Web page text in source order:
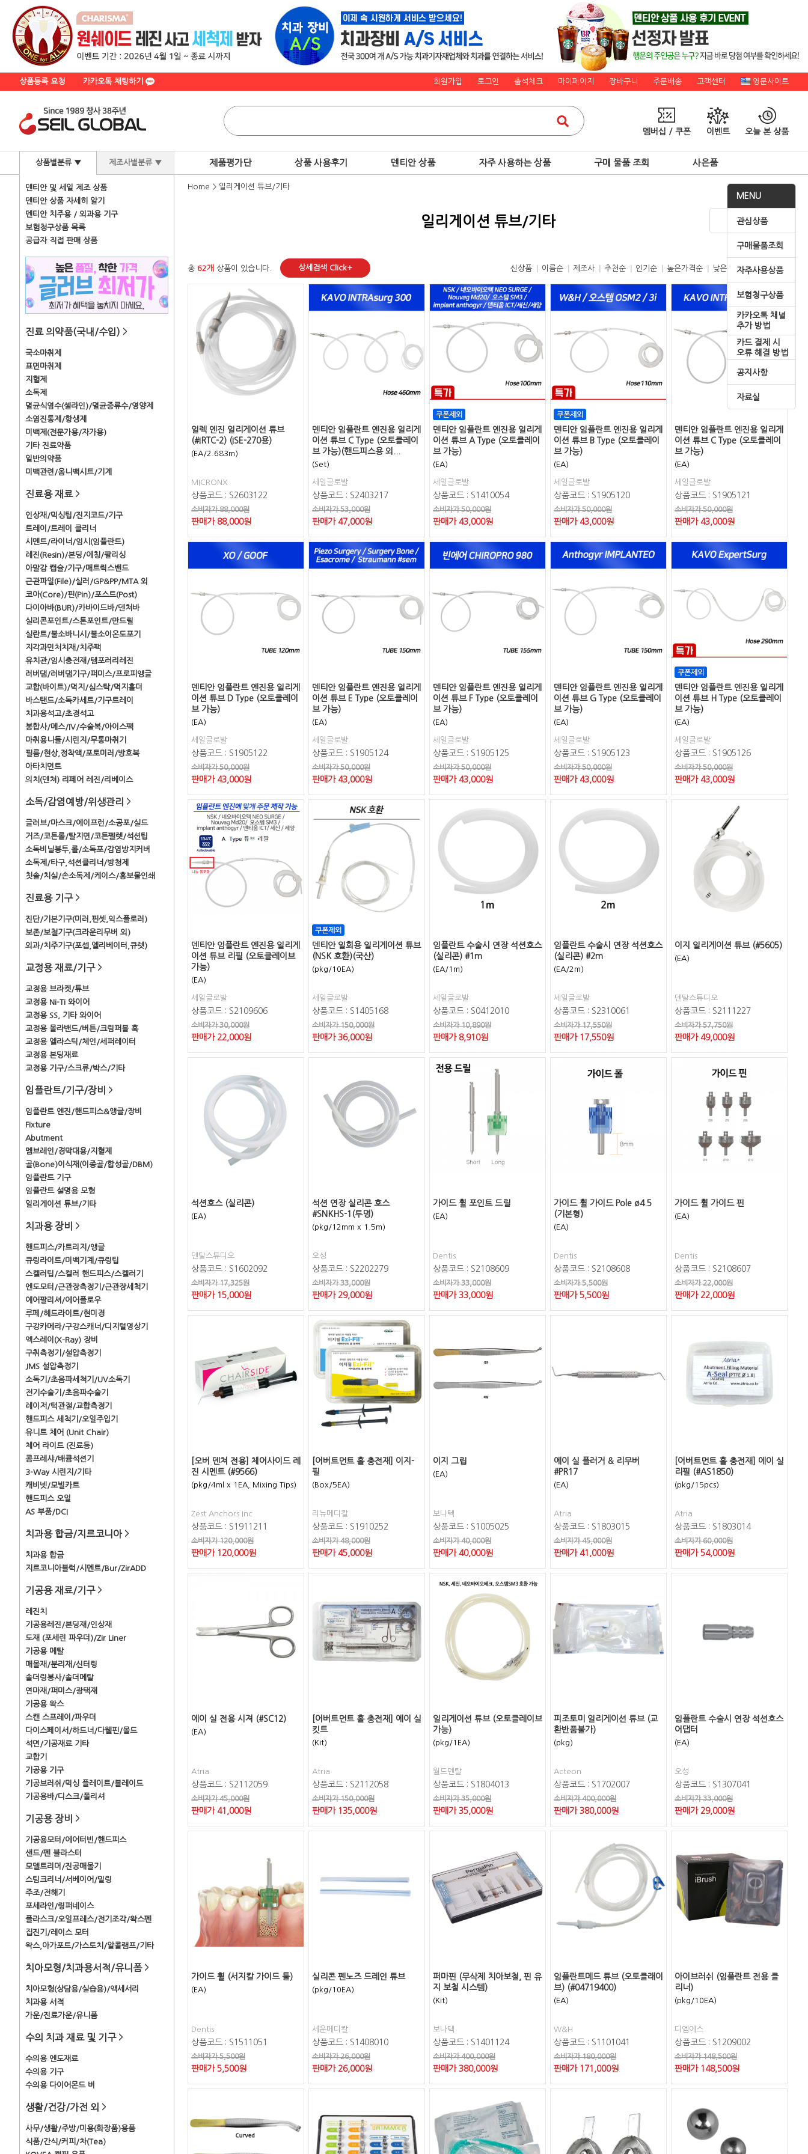
상품등록 요청 카카오톡 채팅하기 회원가입 로그인 출석체크 마이페이지 장바구니 주문배송 고객센터 영문사이트
멤버십 / 쿠폰 이벤트 오늘 본 상품
상품별분류 ▼ 제조사별분류 ▼
덴티안 및 세일 제조 상품
덴티안 상품 자세히 알기
덴티안 치주용 / 외과용 기구
보험청구상품 목록
공급자 직접 판매 상품
진료 의약품(국내/수입) >
국소마취제
표면마취제
지혈제
소독제
멸균식염수(셀라인)/멸균증류수/영양제
소염진통제/항생제
미백제(전문가용/자가용)
기타 진료약품
일반의약품
미백관련/옴니백시트/기계
진료용 재료 >
인상재/믹싱팁/진지코드/기구
트레이/트레이 클리너
시멘트/라이너/임시(임플란트)
레진(Resin)/본딩/에칭/팔리싱
아말감 캡슐/기구/매트릭스밴드
근관파일(File)/실러/GP&PP/MTA 외
코아(Core)/핀(Pin)/포스트(Post)
다이아바(BUR)/카바이드바/덴쳐바
실리콘포인트/스톤포인트/만드릴
실란트/불소바니시/불소이온도포기
지각과민처치재/치주팩
유치관/임시충전재/템포러리레진
러버댐/러버댐기구/퍼미스/프로피앵글
교합(바이트)/먹지/심스탁/먹지홀더
바스탠드/소독카세트/기구트레이
치과용석고/초경석고
봉합사/메스/IV/수술복/아이스팩
마취용니들/시린지/무통마취기
필름/현상,정착액/포토미러/방호복
아타치먼트
의치(덴쳐) 리페어 레진/리베이스
소독/감염예방/위생관리 >
글러브/마스크/에이프런/소공포/실드
거즈/코튼롤/탈지면/코튼펠렛/석션팁
소독비닐봉투,롤/소독포/감염방지커버
소독제/타구,석션클리너/방청제
칫솔/치실/손소독제/케이스/홍보물인쇄
진료용 기구 >
진단/기본기구(미러,핀셋,익스플로러)
보존/보철기구(크라운리무버 외)
외과/치주기구(포셉,엘리베이터,큐렛)
교정용 재료/기구 >
교정용 브라켓/튜브
교정용 Ni-Ti 와이어
교정용 SS, 기타 와이어
교정용 몰라밴드/버튼/크림퍼블 훅
교정용 엘라스틱/체인/세퍼레이터
교정용 본딩재료
교정용 기구/스크류/박스/기타
임플란트/기구/장비 >
임플란트 엔진/핸드피스&앵글/장비
Fixture
Abutment
멤브레인/경막대용/지혈제
골(Bone)이식재(이종골/합성골/DBM)
임플란트 기구
임플란트 설명용 모형
일리게이션 튜브/기타
치과용 장비 >
핸드피스/카트리지/앵글
큐링라이트/미백기계/큐링팁
스켈러팁/스켈러 핸드피스/스켈러기
엔도모터/근관장측정기/근관장세척기
에어팔리셔/에어플로우
루페/헤드라이트/현미경
구강카메라/구강스캐너/디지털영상기
엑스레이(X-Ray) 장비
구취측정기/설압측정기
JMS 설압측정기
소독기/초음파세척기/UV소독기
전기수술기/초음파수술기
레이저/턱관절/교합측정기
핸드피스 세척기/오일주입기
유니트 체어 (Unit Chair)
체어 라이트 (진료등)
콤프레샤/배큠석션기
3-Way 시린지/기타
캐비넷/모빌카트
핸드피스 오일
AS 부품/DCI
치과용 합금/지르코니아 >
치과용 합금
지르코니아블럭/시멘트/Bur/ZirADD
기공용 재료/기구 >
레진치
기공용레진/본딩재/인상재
도재 (포세린 파우더)/Zir Liner
기공용 메탈
매몰재/분리재/신터링
솔더링봉사/솔더메탈
연마재/퍼미스/광택재
기공용 왁스
스캔 스프레이/파우더
다이스페이서/하드너/다웰핀/몰드
석면/기공재료 기타
교합기
기공용 기구
기공브러쉬/믹싱 플레이트/블레이드
기공용바/디스크/폴리셔
기공용 장비 >
기공용모터/에어터빈/핸드피스
샌드/펜 블라스터
모델트리머/진공매몰기
스팀크리너/서베이어/밀링
주조/전해기
포세라인/링퍼네이스
플라스크/오일프레스/전기조각/왁스펜
집진기/레이스 모터
왁스,아가포트/가스토치/알콜램프/기타
치아모형/치과용서적/유니폼 >
치아모형(상담용/실습용)/액세서리
치과용 서적
가운/진료가운/유니폼
수의 치과 재료 및 기구 >
수의용 엔도재료
수의용 기구
수의용 다이어몬드 버
생활/건강/가전 외 >
사무/생활/주방/미용(화장품)용품
식품/간식/커피/차(Tea)
제품평가단 상품 사용후기 덴티안 상품 자주 사용하는 상품 구매 물품 조회 사은품
MENU
관심상품
구매물품조회
자주사용상품
보험청구상품
카카오톡 채널
추가 방법
카드 결제 시
오류 해결 방법
공지사항
자료실
Home > 일리게이션 튜브/기타
일리게이션 튜브/기타
총 62개 상품이 있습니다. 상세검색 Click+ 신상품 이름순 제조사 추천순 인기순 높은가격순 낮은가격순
일렉 엔진 일리게이션 튜브
(#IRTC-2) (ISE-270용)
(EA/2.683m)
MICRONX
상품코드 : S2603122
소비자가 88,000원
판매가 88,000원
덴티안 임플란트 엔진용 일리게
이션 튜브 C Type (오토클레이
브 가능)(핸드피스용 외...
(Set)
세일글로발
상품코드 : S2403217
소비자가 53,000원
판매가 47,000원
덴티안 임플란트 엔진용 일리게
이션 튜브 A Type (오토클레이
브 가능)
(EA)
세일글로발
상품코드 : S1410054
소비자가 50,000원
판매가 43,000원
덴티안 임플란트 엔진용 일리게
이션 튜브 B Type (오토클레이
브 가능)
(EA)
세일글로발
상품코드 : S1905120
소비자가 50,000원
판매가 43,000원
덴티안 임플란트 엔진용 일리게
이션 튜브 C Type (오토클레이
브 가능)
(EA)
세일글로발
상품코드 : S1905121
소비자가 50,000원
판매가 43,000원
덴티안 임플란트 엔진용 일리게
이션 튜브 D Type (오토클레이
브 가능)
(EA)
세일글로발
상품코드 : S1905122
소비자가 50,000원
판매가 43,000원
덴티안 임플란트 엔진용 일리게
이션 튜브 E Type (오토클레이
브 가능)
(EA)
세일글로발
상품코드 : S1905124
소비자가 50,000원
판매가 43,000원
덴티안 임플란트 엔진용 일리게
이션 튜브 F Type (오토클레이
브 가능)
(EA)
세일글로발
상품코드 : S1905125
소비자가 50,000원
판매가 43,000원
덴티안 임플란트 엔진용 일리게
이션 튜브 G Type (오토클레이
브 가능)
(EA)
세일글로발
상품코드 : S1905123
소비자가 50,000원
판매가 43,000원
덴티안 임플란트 엔진용 일리게
이션 튜브 H Type (오토클레이
브 가능)
(EA)
세일글로발
상품코드 : S1905126
소비자가 50,000원
판매가 43,000원
덴티안 임플란트 엔진용 일리게
이션 튜브 리필 (오토클레이브
가능)
(EA)
세일글로발
상품코드 : S2109606
소비자가 30,000원
판매가 22,000원
덴티안 일회용 일리게이션 튜브
(NSK 호환)(국산)
(pkg/10EA)
세일글로발
상품코드 : S1405168
소비자가 150,000원
판매가 36,000원
임플란트 수술시 연장 석션호스
(실리콘) #1m
(EA/1m)
세일글로발
상품코드 : S0412010
소비자가 10,890원
판매가 8,910원
임플란트 수술시 연장 석션호스
(실리콘) #2m
(EA/2m)
세일글로발
상품코드 : S2310061
소비자가 17,550원
판매가 17,550원
이지 일리게이션 튜브 (#5605)
(EA)
덴탈스튜디오
상품코드 : S2111227
소비자가 57,750원
판매가 49,000원
석션호스 (실리콘)
(EA)
덴탈스튜디오
상품코드 : S1602092
소비자가 17,325원
판매가 15,000원
석션 연장 실리콘 호스
#SNKHS-1(투명)
(pkg/12mm x 1.5m)
오성
상품코드 : S2202279
소비자가 33,000원
판매가 29,000원
가이드 휠 포인트 드릴
(EA)
Dentis
상품코드 : S2108609
소비자가 33,000원
판매가 33,000원
가이드 휠 가이드 Pole ø4.5
(기본형)
(EA)
Dentis
상품코드 : S2108608
소비자가 5,500원
판매가 5,500원
가이드 휠 가이드 핀
(EA)
Dentis
상품코드 : S2108607
소비자가 22,000원
판매가 22,000원
[오버 덴쳐 전용] 체어사이드 레
진 시멘트 (#9566)
(pkg/4ml x 1EA, Mixing Tips)
Zest Anchors Inc
상품코드 : S1911211
소비자가 120,000원
판매가 120,000원
[어버트먼트 홀 충전재] 이지-
필
(Box/5EA)
리뉴메디칼
상품코드 : S1910252
소비자가 48,000원
판매가 45,000원
이지 그립
(EA)
보나텍
상품코드 : S1005025
소비자가 40,000원
판매가 40,000원
에이 실 플러거 & 리무버
#PR17
(EA)
Atria
상품코드 : S1803015
소비자가 45,000원
판매가 41,000원
[어버트먼트 홀 충전재] 에이 실
리필 (#AS1850)
(pkg/15pcs)
Atria
상품코드 : S1803014
소비자가 60,000원
판매가 54,000원
에이 실 전용 시져 (#SC12)
(EA)
Atria
상품코드 : S2112059
소비자가 45,000원
판매가 41,000원
[어버트먼트 홀 충전재] 에이 실
킷트
(Kit)
Atria
상품코드 : S2112058
소비자가 150,000원
판매가 135,000원
일리게이션 튜브 (오토클레이브
가능)
(pkg/1EA)
월드덴탈
상품코드 : S1804013
소비자가 35,000원
판매가 35,000원
피조토미 일리게이션 튜브 (교
환반품불가)
(pkg)
Acteon
상품코드 : S1702007
소비자가 400,000원
판매가 380,000원
임플란트 수술시 연장 석션호스
어댑터
(EA)
오성
상품코드 : S1307041
소비자가 33,000원
판매가 29,000원
가이드 휠 (서지칼 가이드 툴)
(EA)
Dentis
상품코드 : S1511051
소비자가 5,500원
판매가 5,500원
실리콘 펜노즈 드레인 튜브
(pkg/10EA)
세운메디칼
상품코드 : S1408010
소비자가 26,000원
판매가 26,000원
퍼마핀 (무삭제 치아보철, 핀 유
지 보철 시스템)
(Kit)
보나텍
상품코드 : S1401124
소비자가 400,000원
판매가 380,000원
임플란트메드 튜브 (오토클래이
브) (#04719400)
(EA)
W&H
상품코드 : S1101041
소비자가 180,000원
판매가 171,000원
아이브러쉬 (임플란트 전용 클
리너)
(pkg/10EA)
디엠에스
상품코드 : S1209002
소비자가 148,500원
판매가 148,500원